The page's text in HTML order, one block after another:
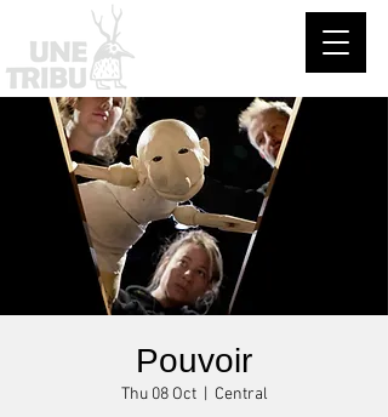
Pouvoir
Thu 08 Oct
  |
Central